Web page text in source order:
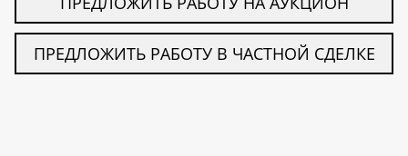
ПРЕДЛОЖИТЬ РАБОТУ В ЧАСТНОЙ СДЕЛКЕ